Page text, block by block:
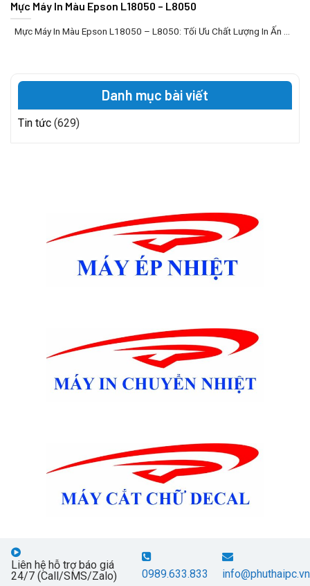
Danh mục bài viết
Tin tức (629)
Mực Máy In Màu Epson L18050 – L8050
Mực Máy In Màu Epson L18050 – L8050: Tối Ưu Chất Lượng In Ấn ...
Liên hệ hỗ trợ báo giá
24/7 (Call/SMS/Zalo)
0989.633.833 info@phuthaipc.vn